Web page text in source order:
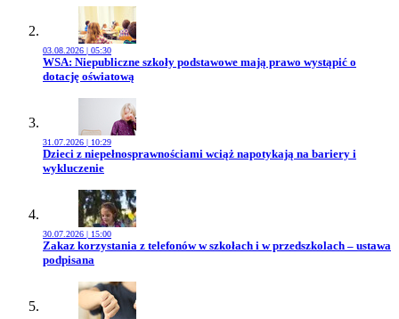
03.08.2026 | 05:30
Przejdź do artykułu:
WSA: Niepubliczne szkoły podstawowe mają prawo wystąpić o
dotację oświatową
31.07.2026 | 10:29
Przejdź do artykułu:
Dzieci z niepełnosprawnościami wciąż napotykają na bariery i
wykluczenie
30.07.2026 | 15:00
Przejdź do artykułu:
Zakaz korzystania z telefonów w szkołach i w przedszkolach – ustawa
podpisana